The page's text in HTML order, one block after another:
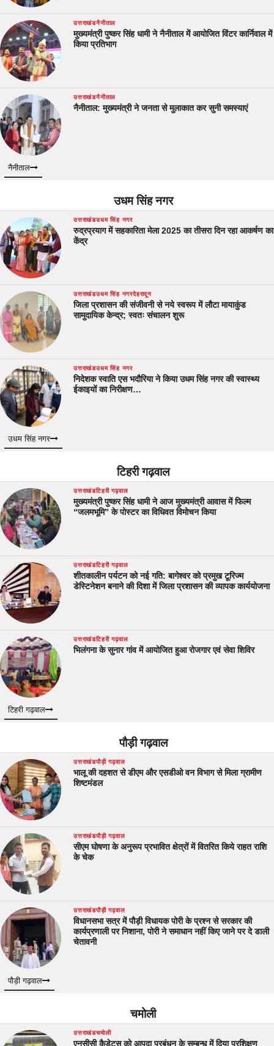
उत्तराखंडनैनीताल
मुख्यमंत्री पुष्कर सिंह धामी ने नैनीताल में आयोजित विंटर कार्निवाल में
किया प्रतिभाग
उत्तराखंडनैनीताल
नैनीताल: मुख्यमंत्री ने जनता से मुलाकात कर सुनी समस्याएं
नैनीताल
उधम सिंह नगर
उत्तराखंडउधम सिंह नगर
रुद्रप्रयाग में सहकारिता मेला 2025 का तीसरा दिन रहा आकर्षण का
केंद्र
उत्तराखंडउधम सिंह नगरदेहरादून
जिला प्रशासन की संजीवनी से नये स्वरूप में लौटा मायाकुंड
सामुदायिक केन्द्र; स्वतः संचालन शुरू
उत्तराखंडउधम सिंह नगर
निदेशक स्वाति एस भदौरिया ने किया उधम सिंह नगर की स्वास्थ्य
ईकाइयों का निरीक्षण…
उधम सिंह नगर
टिहरी गढ़वाल
उत्तराखंडटिहरी गढ़वाल
मुख्यमंत्री पुष्कर सिंह धामी ने आज मुख्यमंत्री आवास में फिल्म
“जलमभूमि” के पोस्टर का विधिवत विमोचन किया
उत्तराखंडटिहरी गढ़वाल
शीतकालीन पर्यटन को नई गति: बागेश्वर को प्रमुख टूरिज्म
डेस्टिनेशन बनाने की दिशा में जिला प्रशासन की व्यापक कार्ययोजना
उत्तराखंडटिहरी गढ़वाल
भिलंगना के सुनार गांव में आयोजित हुआ रोजगार एवं सेवा शिविर
टिहरी गढ़वाल
पौड़ी गढ़वाल
उत्तराखंडपौड़ी गढ़वाल
भालू की दहशत से डीएम और एसडीओ वन विभाग से मिला ग्रामीण
शिष्टमंडल
उत्तराखंडपौड़ी गढ़वाल
सीएम घोषणा के अनुरूप प्रभावित क्षेत्रों में वितरित किये राहत राशि
के चेक
उत्तराखंडपौड़ी गढ़वाल
विधानसभा सत्र में पौड़ी विधायक पोरी के प्रश्न से सरकार की
कार्यप्रणाली पर निशाना, पोरी ने समाधान नहीं किए जाने पर दे डाली
चेतावनी
पौड़ी गढ़वाल
चमोली
उत्तराखंडचमोली
एनसीसी कैडेट्स को आपदा प्रबंधन के सम्बन्ध में दिया प्रशिक्षण